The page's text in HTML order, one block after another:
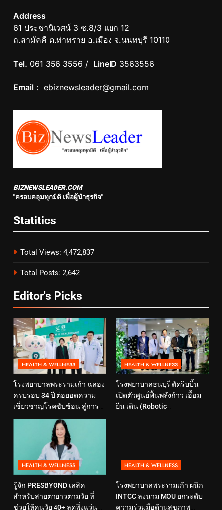
Address
61 ประชานิเวศน์ 3 ซ.8/3 แยก 12
ถ.สามัคคี ต.ท่าทราย อ.เมือง จ.นนทบุรี 10110
Tel. 061 356 3556 / LineID 3563556
Email : ebiznewsleader@gmail.com
BIZNEWSLEADER.COM
"ครอบคลุมทุกมิติ เพื่อผู้นำธุรกิจ"
Statitics
Total Views: 4,472,837
Total Posts: 2,642
Editor's Picks
HEALTH & WELLNESS
โรงพยาบาลพระรามเก้า ฉลอง
ครบรอบ 34 ปี ต่อยอดความ
เชี่ยวชาญโรคซับซ้อน สู่การ
โจทย์ไลฟ์สไตล์ ภายใต้แนวคิด
“SELF-CARE IS HEALTHCARE”
HEALTH & WELLNESS
โรงพยาบาลธนบุรี ตัดริบบิ้น
เปิดตัวศูนย์ฟื้นพลังก้าว เอื้อม
ยืน เดิน (Robotic
HEALTH & WELLNESS
รู้จัก PRESBYOND เลสิค
สำหรับสายตายาวตามวัย ที่
ช่วยให้คนวัย 40+ ลดพึ่งแว่น
HEALTH & WELLNESS
โรงพยาบาลพระรามเก้า ผนึก
INTCC ลงนาม MOU ยกระดับ
ความร่วมมือด้านสุขภาพ